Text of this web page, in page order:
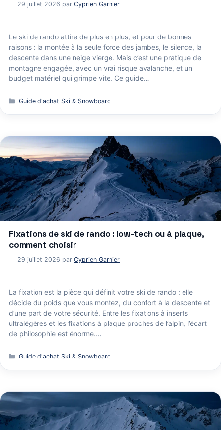
29 juillet 2026 par Cyprien Garnier
Le ski de rando attire de plus en plus, et pour de bonnes
raisons : la montée à la seule force des jambes, le silence, la
descente dans une neige vierge. Mais c’est une pratique de
montagne engagée, avec un vrai risque avalanche, et un
budget matériel qui grimpe vite. Ce guide…
Catégories
Guide d'achat Ski & Snowboard
Fixations de ski de rando : low-tech ou à plaque,
comment choisir
29 juillet 2026 par Cyprien Garnier
La fixation est la pièce qui définit votre ski de rando : elle
décide du poids que vous montez, du confort à la descente et
d’une part de votre sécurité. Entre les fixations à inserts
ultralégères et les fixations à plaque proches de l’alpin, l’écart
de philosophie est énorme.…
Catégories
Guide d'achat Ski & Snowboard